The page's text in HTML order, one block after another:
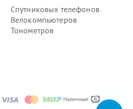
Спутниковых телефонов
Велокомпьютеров
Тонометров
VIRB
VIRB
VIRB
VIRB
VIRB